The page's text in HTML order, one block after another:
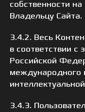
собственности
Владельцу Сайта.
3.4.2. Весь
в соответствии с
Российской
международного
3.4.3.